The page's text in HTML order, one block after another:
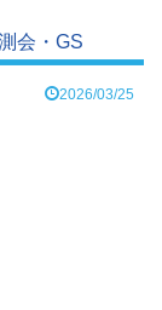
会・GS
2026/03/25